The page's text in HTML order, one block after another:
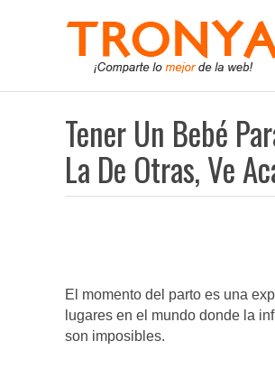
Tener Un Bebé
La De Otras, Ve
El momento del parto es una
lugares en el mundo donde la
son imposibles.